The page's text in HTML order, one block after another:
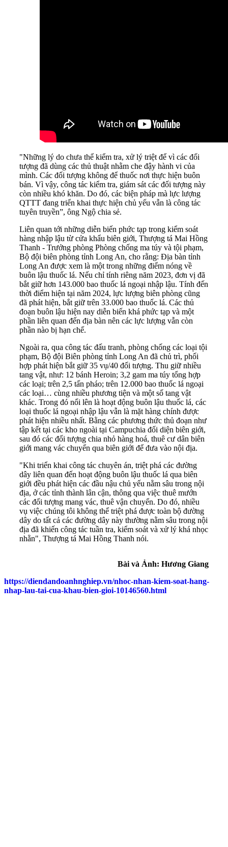
"Những lý do chưa thể kiểm tra, xử lý triệt để vì các đối
tượng đã dùng các thủ thuật nhằm che đậy hành vi của
mình. Các đối tượng không để thuốc nơi thực hiện buôn
bán. Vì vậy, công tác kiểm tra, giám sát các đối tượng này
còn nhiều khó khăn. Do đó, các biện pháp mà lực lượng
QTTT đang triển khai thực hiện chủ yếu vẫn là công tác
tuyên truyền”, ông Ngộ chia sẻ.
Liên quan tới những diễn biến phức tạp trong kiểm soát
hàng nhập lậu từ cửa khẩu biên giới, Thượng tá Mai Hồng
Thanh - Trưởng phòng Phòng chống ma túy và tội phạm,
Bộ đội biên phòng tỉnh Long An, cho rằng: Địa bàn tỉnh
Long An được xem là một trong những điểm nóng về
buôn lậu thuốc lá. Nếu chỉ tính riêng năm 2023, đơn vị đã
bắt giữ hơn 143.000 bao thuốc lá ngoại nhập lậu. Tính đến
thời điểm hiện tại năm 2024, lực lượng biên phòng cũng
đã phát hiện, bắt giữ trên 33.000 bao thuốc lá. Các thủ
đoạn buôn lậu hiện nay diễn biến khá phức tạp và một
phần liên quan đến địa bàn nên các lực lượng vẫn còn
phần nào bị hạn chế.
Ngoài ra, qua công tác đấu tranh, phòng chống các loại tội
phạm, Bộ đội Biên phòng tỉnh Long An đã chủ trì, phối
hợp phát hiện bắt giữ 35 vụ/40 đối tượng. Thu giữ nhiều
tang vật, như: 12 bánh Heroin; 3,2 gam ma túy tổng hợp
các loại; trên 2,5 tấn pháo; trên 12.000 bao thuốc lá ngoại
các loại… cùng nhiều phương tiện và một số tang vật
khác. Trong đó nổi lên là hoạt động buôn lậu thuốc lá, các
loại thuốc lá ngoại nhập lậu vẫn là mặt hàng chính được
phát hiện nhiều nhất. Bằng các phương thức thủ đoạn như
tập kết tại các kho ngoài tại Campuchia đối diện biên giới,
sau đó các đối tượng chia nhỏ hàng hoá, thuê cư dân biên
giới mang vác chuyển qua biên giới để đưa vào nội địa.
"Khi triển khai công tác chuyên án, triệt phá các đường
dây liên quan đến hoạt động buôn lậu thuốc lá qua biên
giới đều phát hiện các đầu nậu chủ yếu nằm sâu trong nội
địa, ở các tỉnh thành lân cận, thông qua việc thuê mướn
các đối tượng mang vác, thuê vận chuyển. Do đó, nhiều
vụ việc chúng tôi không thể triệt phá được toàn bộ đường
dây do tất cả các đường dây này thường nằm sâu trong nội
địa đã khiến công tác tuần tra, kiểm soát và xử lý khá nhọc
nhằn", Thượng tá Mai Hồng Thanh nói.
Bài và Ảnh: Hương Giang
https://diendandoanhnghiep.vn/nhoc-nhan-kiem-soat-hang-
nhap-lau-tai-cua-khau-bien-gioi-10146560.html